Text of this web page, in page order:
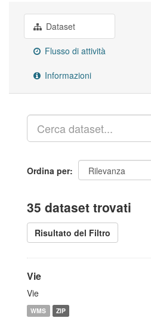
Dataset
Flusso di attività
Informazioni
Ordina per
35 dataset trovati
Risultato del Filtro
Vie
Vie
WMS ZIP